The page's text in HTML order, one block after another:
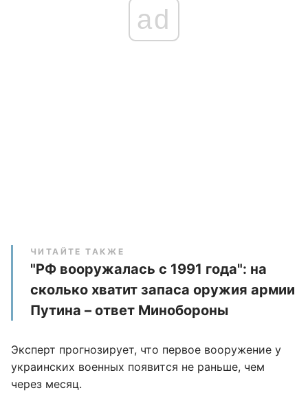
ad
ЧИТАЙТЕ ТАКЖЕ
"РФ вооружалась с 1991 года": на
сколько хватит запаса оружия армии
Путина – ответ Минобороны
Эксперт прогнозирует, что первое вооружение у
украинских военных появится не раньше, чем
через месяц.